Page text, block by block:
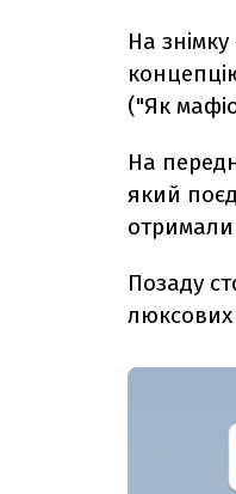
На знімку
("Як
На
який
отримали
Позаду
люксових